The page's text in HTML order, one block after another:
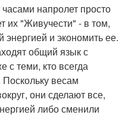
напролет просто
их "Живучести" - в том,
энергией и экономить ее.
общий язык с
теми, кто всегда
весам
они сделают все,
либо сменили